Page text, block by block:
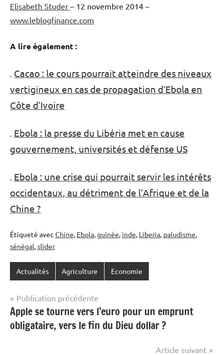
Elisabeth Studer – 12 novembre 2014 –
www.leblogfinance.com
A lire également :
Cacao : le cours pourrait atteindre des niveaux
vertigineux en cas de propagation d’Ebola en
Côte d’Ivoire
Ebola : la presse du Libéria met en cause
gouvernement, universités et défense US
Ebola : une crise qui pourrait servir les intérêts
occidentaux, au détriment de l’Afrique et de la
Chine ?
Étiqueté avec Chine, Ebola,guinée, inde, Liberia, paludisme,
sénégal,slider
Actualités Agriculture Economie
Navigation
de
l’article
Publication précédente
Apple se tourne vers l’euro pour un emprunt
obligataire, vers le fin du Dieu dollar ?
Article suivant